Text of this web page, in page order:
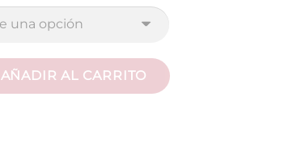
AÑADIR AL CARRITO